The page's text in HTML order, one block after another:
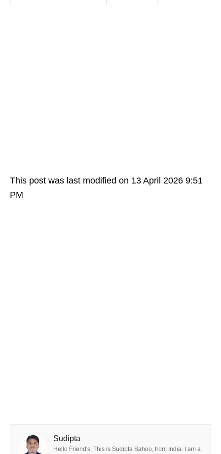
This post was last modified on 13 April 2026 9:51
PM
Sudipta
Hello Friend's, This is Sudipta Sahoo, from India. I am a